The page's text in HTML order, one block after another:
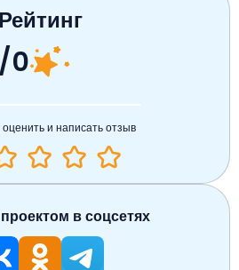
Рейтинг
/0
и написать отзыв
в соцсетях